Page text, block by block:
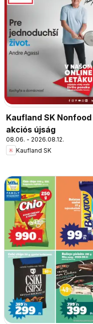
Kaufland SK Nonfood
akciós újság
08.06. - 2026.08.12.
Kaufland SK